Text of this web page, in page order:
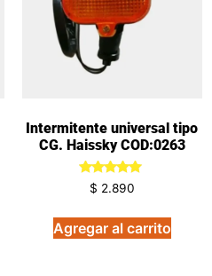
Intermitente universal tipo
CG. Haissky COD:0263
Valorado
en
de 5
$ 2.890
Agregar al carrito